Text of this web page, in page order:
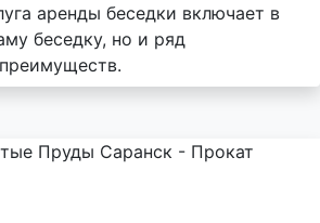
аренды беседки включает в
беседку, но и ряд